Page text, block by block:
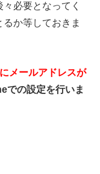
必要となってく
か等しておきま
メールアドレスが
での設定を行いま